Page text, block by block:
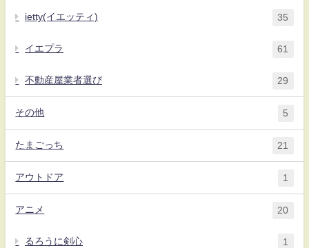
ietty(イエッティ) 35
イエプラ 61
不動産屋業者選び 29
その他 5
たまごっち 21
アウトドア 1
アニメ 20
るろうに剣心 1